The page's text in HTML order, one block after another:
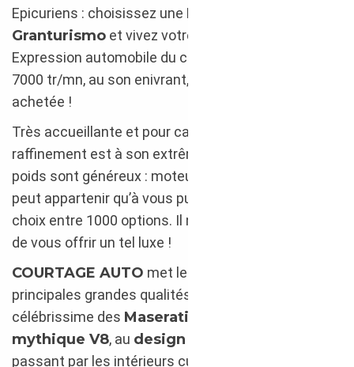
Epicuriens : choisissez une Maserati
Granturismo et vivez votre passion au jour le jour !
Expression automobile du charme et du farniente à
7000 tr/mn, au son enivrant, elle mérite d’être
achetée !
Très accueillante et pour cause : son degré de
raffinement est à son extrême. Sa taille et son
poids sont généreux : moteur, portières… Elle ne
peut appartenir qu’à vous puisque vous avez le
choix entre 1000 options. Il n’appartient qu’à vous
de vous offrir un tel luxe !
COURTAGE AUTO met les projecteurs sur les
principales grandes qualités de la famille
célébrissime des Maserati GT
mythique V8, au design Pininfarina
passant par les intérieurs cuir sensuels et sublimes